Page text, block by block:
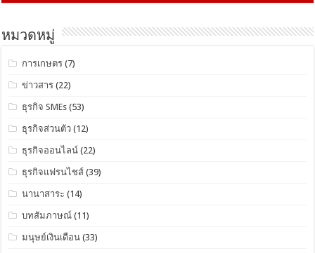
หมวดหมู่
การเกษตร (7)
ข่าวสาร (22)
ธุรกิจ SMEs (53)
ธุรกิจส่วนตัว (12)
ธุรกิจออนไลน์ (22)
ธุรกิจแฟรนไชส์ (39)
นานาสาระ (14)
บทสัมภาษณ์ (11)
มนุษย์เงินเดือน (33)